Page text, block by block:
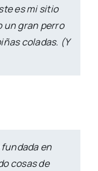
es mi sitio
un gran perro
coladas. (Y
fundada en
cosas de